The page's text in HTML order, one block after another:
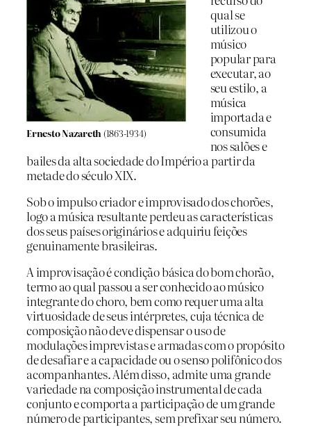
Ernesto Nazareth (1863-1934)
qual se
utilizou o
músico
popular para
executar, ao
seu estilo, a
música
importada e
consumida
nos salões e
bailes da alta sociedade do Império a partir da
metade do século XIX.
Sob o impulso criador e improvisado dos chorões,
logo a música resultante perdeu as características
dos seus países originários e adquiriu feições
genuinamente brasileiras.
A improvisação é condição básica do bom chorão,
termo ao qual passou a ser conhecido ao músico
integrante do choro, bem como requer uma alta
virtuosidade de seus intérpretes, cuja técnica de
composição não deve dispensar o uso de
modulações imprevistas e armadas com o propósito
de desafiar e a capacidade ou o senso polifônico dos
acompanhantes. Além disso, admite uma grande
variedade na composição instrumental de cada
conjunto e comporta a participação de um grande
número de participantes, sem prefixar seu número.